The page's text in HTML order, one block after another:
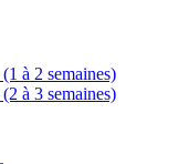
à 2 semaines)
à 3 semaines)